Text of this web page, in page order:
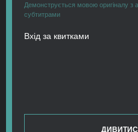
Демонструється мовою оригіналу з
субтитрами
Вхід за квитками